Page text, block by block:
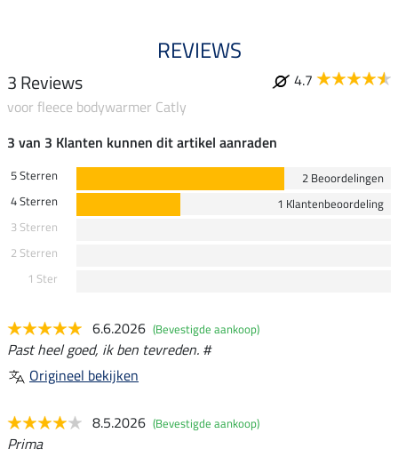
REVIEWS
3 Reviews
4.7
voor fleece bodywarmer Catly
3 van 3 Klanten kunnen dit artikel aanraden
5 Sterren
2 Beoordelingen
4 Sterren
1 Klantenbeoordeling
3 Sterren
2 Sterren
1 Ster
6.6.2026 (Bevestigde aankoop)
Past heel goed, ik ben tevreden. #
Origineel bekijken
8.5.2026 (Bevestigde aankoop)
Prima